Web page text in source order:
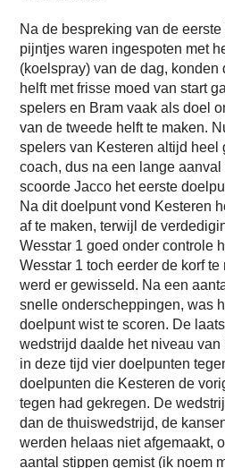
Na de bespreking van de
pijntjes waren ingespoten met
(koelspray) van de dag, konden
helft met frisse moed van start
spelers en Bram vaak als doel
van de tweede helft te maken.
spelers van Kesteren altijd heel
coach, dus na een lange
scoorde Jacco het eerste
Na dit doelpunt vond Kesteren
af te maken, terwijl de
Wesstar 1 goed onder controle
Wesstar 1 toch eerder de korf
werd er gewisseld. Na een
snelle onderscheppingen, was
doelpunt wist te scoren. De
wedstrijd daalde het niveau
in deze tijd vier doelpunten
doelpunten die Kesteren de
tegen had gekregen. De
dan de thuiswedstrijd, de
werden helaas niet afgemaakt,
aantal stippen gemist (ik noem